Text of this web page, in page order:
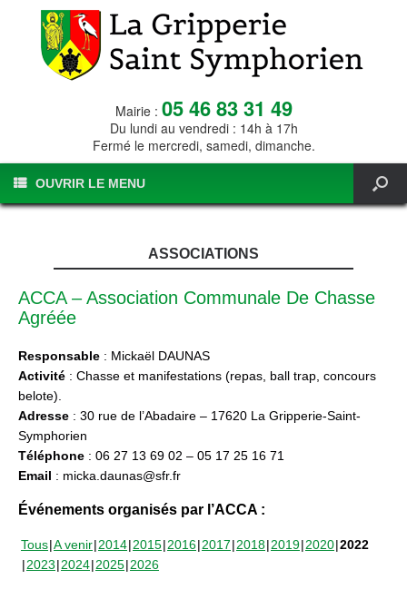
Mairie : 05 46 83 31 49
Du lundi au vendredi : 14h à 17h
Fermé le mercredi, samedi, dimanche.
OUVRIR LE MENU
ASSOCIATIONS
ACCA – Association Communale De Chasse
Agréée
Responsable : Mickaël DAUNAS
Activité : Chasse et manifestations (repas, ball trap, concours
belote).
Adresse : 30 rue de l’Abadaire – 17620 La Gripperie-Saint-
Symphorien
Téléphone : 06 27 13 69 02 – 05 17 25 16 71
Email : micka.daunas@sfr.fr
Événements organisés par l’ACCA :
Tous A venir 2014 2015 2016 2017 2018 2019 2020 2022
2023 2024 2025 2026